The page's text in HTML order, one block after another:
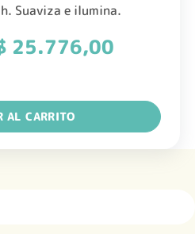
Suaviza e ilumina.
34.368,00.
25.776,00El
$
Diaria Piel Equilibrada a
AL CARRITO